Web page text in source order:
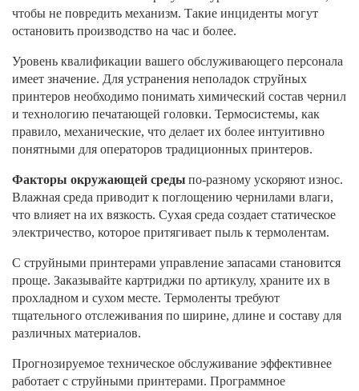
чтобы не повредить механизм. Такие инциденты могут
остановить производство на час и более.
Уровень квалификации вашего обслуживающего персонала
имеет значение. Для устранения неполадок струйных
принтеров необходимо понимать химический состав чернил
и технологию печатающей головки. Термосистемы, как
правило, механические, что делает их более интуитивно
понятными для операторов традиционных принтеров.
Факторы окружающей среды по-разному ускоряют износ.
Влажная среда приводит к поглощению чернилами влаги,
что влияет на их вязкость. Сухая среда создает статическое
электричество, которое притягивает пыль к термолентам.
С струйными принтерами управление запасами становится
проще. Заказывайте картриджи по артикулу, храните их в
прохладном и сухом месте. Термоленты требуют
тщательного отслеживания по ширине, длине и составу для
различных материалов.
Прогнозируемое техническое обслуживание эффективнее
работает с струйными принтерами. Программное